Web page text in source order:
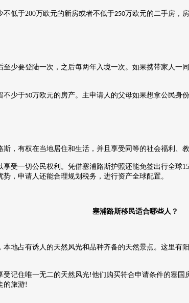
不低于200万欧元的新房或者不低于250万欧元的二手房，
少要登陆一次，之后每两年入境一次。如果携带家人一
不少于50万欧元的房产。主申请人的父母如果想拿公民身
，有权在当地居住和生活，并且享受同等的社会福利、
受一切公民权利。凭借塞浦路斯护照还能免签出行全球
，申请人还能合理规划税务，进行资产全球配置。
塞浦路斯移民适合哪些人？
地占有诱人的天然风光和品种齐备的天然景点。这里有
受记住唯一无二的天然风光!他们购买符合申请条件的塞国
的旅游!